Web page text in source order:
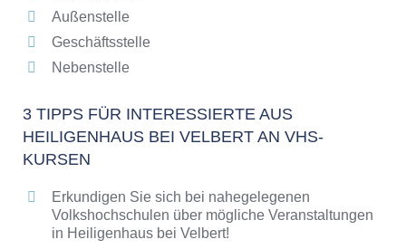
Außenstelle
Geschäftsstelle
Nebenstelle
3 TIPPS FÜR INTERESSIERTE AUS
HEILIGENHAUS BEI VELBERT AN VHS-
KURSEN
Erkundigen Sie sich bei nahegelegenen
Volkshochschulen über mögliche Veranstaltungen
in Heiligenhaus bei Velbert!